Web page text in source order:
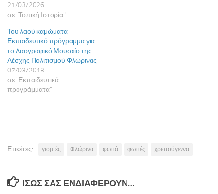
21/03/2026
σε "Τοπική Ιστορία"
Του λαού καμώματα –
Εκπαιδευτικό πρόγραμμα για
το Λαογραφικό Μουσείο της
Λέσχης Πολιτισμού Φλώρινας
07/03/2013
σε "Εκπαιδευτικά
προγράμματα"
Ετικέτες: γιορτές Φλώρινα φωτιά φωτιές χριστούγεννα
ΊΣΩΣ ΣΑΣ ΕΝΔΙΑΦΈΡΟΥΝ…